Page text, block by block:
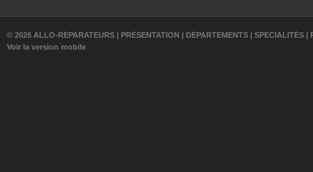
© 2026 ALLO-RÉPARATEURS | PRÉSENTATION | DÉPARTEMENTS | SPÉCIALITÉS |
Voir la version mobile